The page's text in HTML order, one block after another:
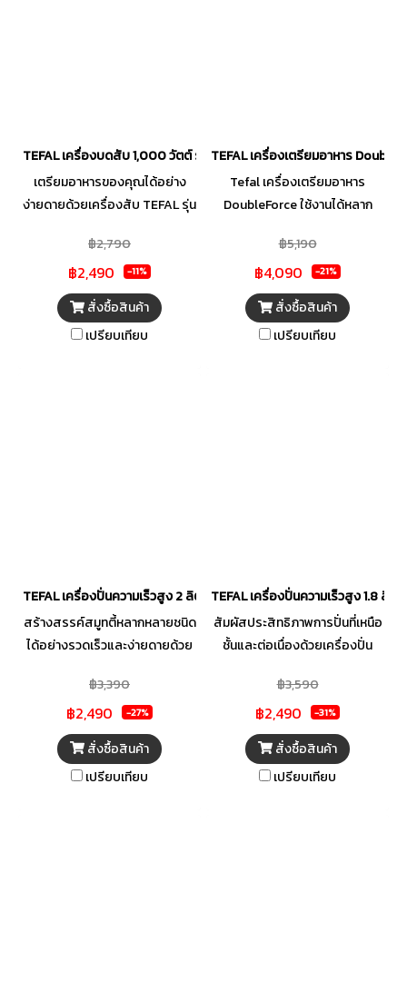
TEFAL เครื่องบดสับ 1,000 วัตต์ รุ่น DPA130
เตรียมอาหารของคุณได้อย่าง
ง่ายดายด้วยเครื่องสับ TEFAL รุ่น
แข็งแรงทนทานพร้อมคุณสมบัติ
ป้องกันสนิม ช่วยให้สับอาหารได้
ละเอียด ประหยัดเวลาในการเตรี
ยมอาหาร มาพร้อมระบบ Safety
Lock เพื่อความปลอดภัยในการใช้
฿2,790
฿2,490 -11%
สั่งซื้อสินค้า
เปรียบเทียบ
TEFAL เครื่องเตรียมอาหาร Double
Tefal เครื่องเตรียมอาหาร
DoubleForce ใช้งานได้หลาก
พลังและรวดเร็วด้วยแกนมอเตอร์
สองแกนที่ผสานทั้งสอง
คุณสมบัติเข้าไว้ด้วยกัน! พร้อมใบ
มีด PowelixLife รุ่นใหม่ล่าสุดที่จะ
ทำให้คุณประทับใจกับการเตรียม
฿5,190
฿4,090 -21%
สั่งซื้อสินค้า
เปรียบเทียบ
TEFAL เครื่องปั่นความเร็วสูง 2 ลิตร รุ่น BL77TAT0
สร้างสรรค์สมูทตี้หลากหลายชนิด
ได้อย่างรวดเร็วและง่ายดายด้วย
ด้วยเทคโนโลยีสแตนเลสสตีล 6
ใบมีด Powelix เอกสิทธิ์เฉพาะ
เครื่องปั่นนี้มอบผลลัพธ์ที่สมบูรณ์
แบบในเวลาอันรวดเร็ว ด้วยการ
ตั้งค่าความเร็วที่ปรับได้ 2 ระดับ
฿3,390
฿2,490 -27%
สั่งซื้อสินค้า
เปรียบเทียบ
TEFAL เครื่องปั่นความเร็วสูง 1.8 ลิต
สัมผัสประสิทธิภาพการปั่นที่เหนือ
ชั้นและต่อเนื่องด้วยเครื่องปั่น
ที่นุ่มนวลและสม่ำเสมอด้วย
มอเตอร์ทรงพลัง 1200 วัตต์ และ
ระดับความเร็วที่ปรับได้ 6 ระดับ ใบ
มีดคมเป็นพิเศษผสานกับมอเตอร์
1200 วัตต์ ช่วยให้คุณได้ผลลัพธ์ที่
฿3,590
฿2,490 -31%
สั่งซื้อสินค้า
เปรียบเทียบ